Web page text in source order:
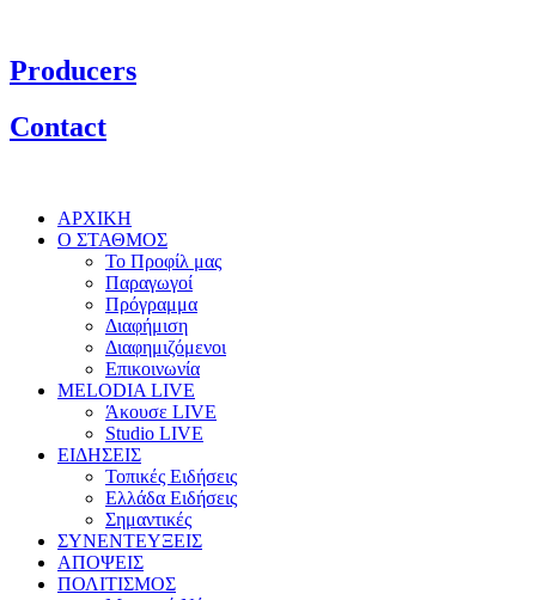
Producers
Contact
ΑΡΧΙΚΗ
Ο ΣΤΑΘΜΟΣ
Το Προφίλ μας
Παραγωγοί
Πρόγραμμα
Διαφήμιση
Διαφημιζόμενοι
Επικοινωνία
MELODIA LIVE
Άκουσε LIVE
Studio LIVE
ΕΙΔΗΣΕΙΣ
Τοπικές Ειδήσεις
Ελλάδα Ειδήσεις
Σημαντικές
ΣΥΝΕΝΤΕΥΞΕΙΣ
ΑΠΟΨΕΙΣ
ΠΟΛΙΤΙΣΜΟΣ